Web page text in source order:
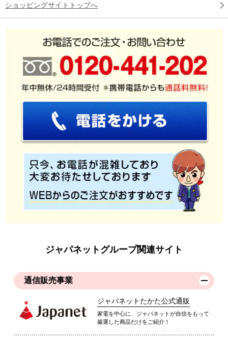
ショッピングサイトトップへ
ジャパネットグループ関連サイト
通信販売事業
ジャパネットたかた公式通販
家電を中心に、ジャパネットが自信をもって
厳選した商品だけをご紹介！